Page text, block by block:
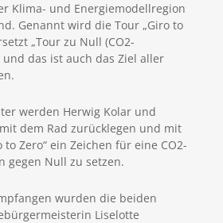
Klima- und Energiemodellregion
Genannt wird die Tour „Giro to
„Tour zu Null (CO2-
und das ist auch das Ziel aller
werden Herwig Kolar und
dem Rad zurücklegen und mit
to Zero“ ein Zeichen für eine CO2-
gegen Null zu setzen.
wurden die beiden
Liselotte